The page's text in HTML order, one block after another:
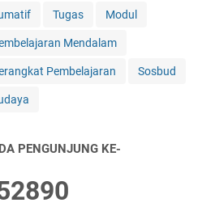
Tugas Modul
Mendalam
Pembelajaran Sosbud
PENGUNJUNG KE-
2890